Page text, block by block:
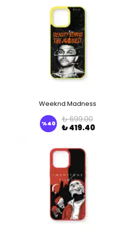
Weeknd Madness
%40
₺ 699.00
₺ 419.40